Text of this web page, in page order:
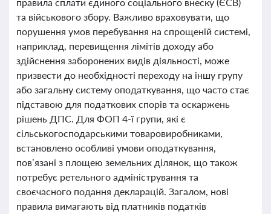
та військового збору. Важливо враховувати, що
порушення умов перебування на спрощеній системі,
наприклад, перевищення лімітів доходу або
здійснення заборонених видів діяльності, може
призвести до необхідності переходу на іншу групу
або загальну систему оподаткування, що часто стає
підставою для податкових спорів та оскаржень
рішень ДПС. Для ФОП 4-ї групи, які є
сільськогосподарськими товаровиробниками,
встановлено особливі умови оподаткування,
пов’язані з площею земельних ділянок, що також
потребує ретельного адміністрування та
своєчасного подання декларацій. Загалом, нові
правила вимагають від платників податків